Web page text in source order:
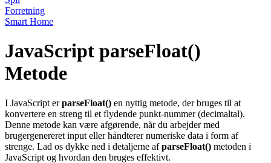
Forretning
Smart Home
JavaScript parseFloat()
Metode
I JavaScript erparseFloat() en nyttig metode, der bruges til at
konvertere en streng til et flydende punkt-nummer (decimaltal).
Denne metode kan være afgørende, når du arbejder med
brugergenereret input eller håndterer numeriske data i form af
strenge. Lad os dykke ned i detaljerne afparseFloat() metoden i
JavaScript og hvordan den bruges effektivt.